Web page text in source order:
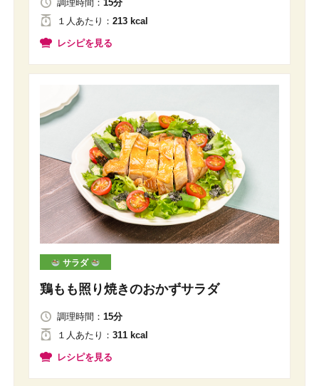
調理時間： 15分
１人あたり ： 213 kcal
レシピを見る
サラダ
鶏もも照り焼きのおかずサラダ
調理時間： 15分
１人 あたり ： 311 kcal
レシピを見る